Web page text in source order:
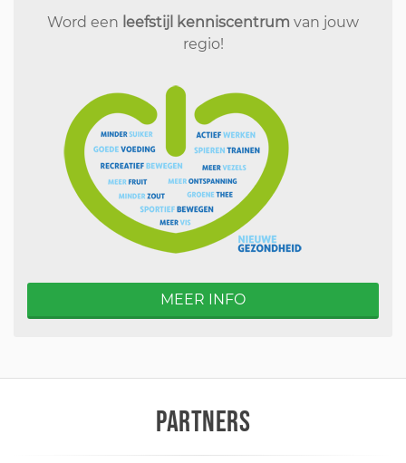
Word een leefstijl kenniscentrum van jouw
regio!
MEER INFO
PARTNERS